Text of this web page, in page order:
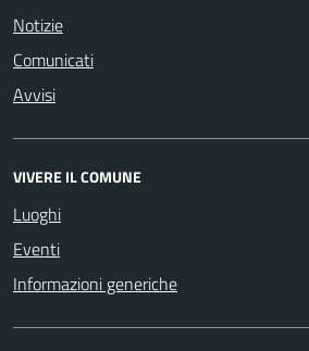
Notizie
Comunicati
Avvisi
VIVERE IL COMUNE
Luoghi
Eventi
Informazioni generiche